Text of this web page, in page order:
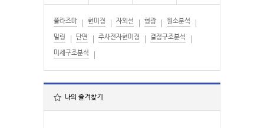
플라즈마 현미경 자외선 형광 원소분석
밀링 단면 주사전자현미경 결정구조분석
미세구조분석
나의 즐겨찾기